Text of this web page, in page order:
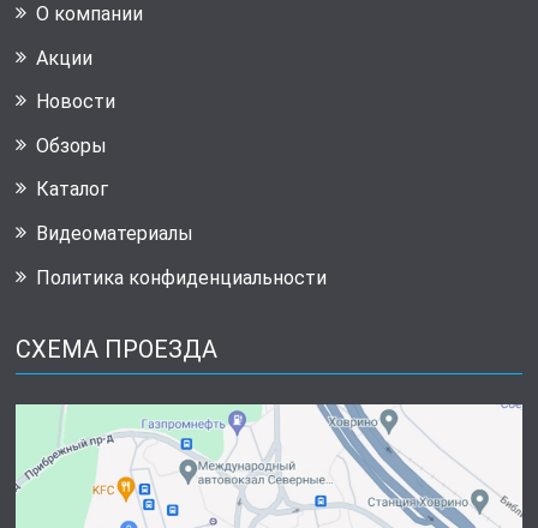
О компании
Акции
Новости
Обзоры
Каталог
Видеоматериалы
Политика конфиденциальности
СХЕМА ПРОЕЗДА